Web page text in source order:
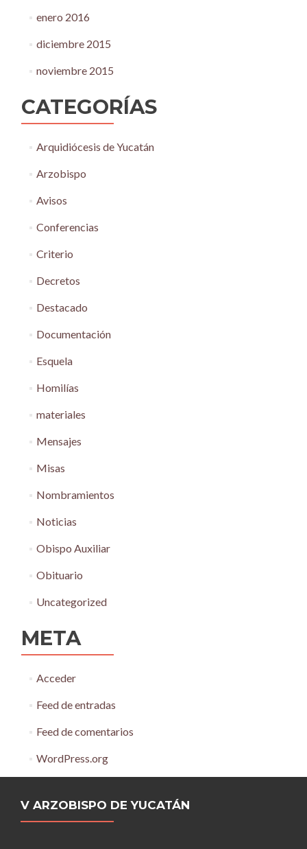
enero 2016
diciembre 2015
noviembre 2015
CATEGORÍAS
Arquidiócesis de Yucatán
Arzobispo
Avisos
Conferencias
Criterio
Decretos
Destacado
Documentación
Esquela
Homilías
materiales
Mensajes
Misas
Nombramientos
Noticias
Obispo Auxiliar
Obituario
Uncategorized
META
Acceder
Feed de entradas
Feed de comentarios
WordPress.org
V ARZOBISPO DE YUCATÁN